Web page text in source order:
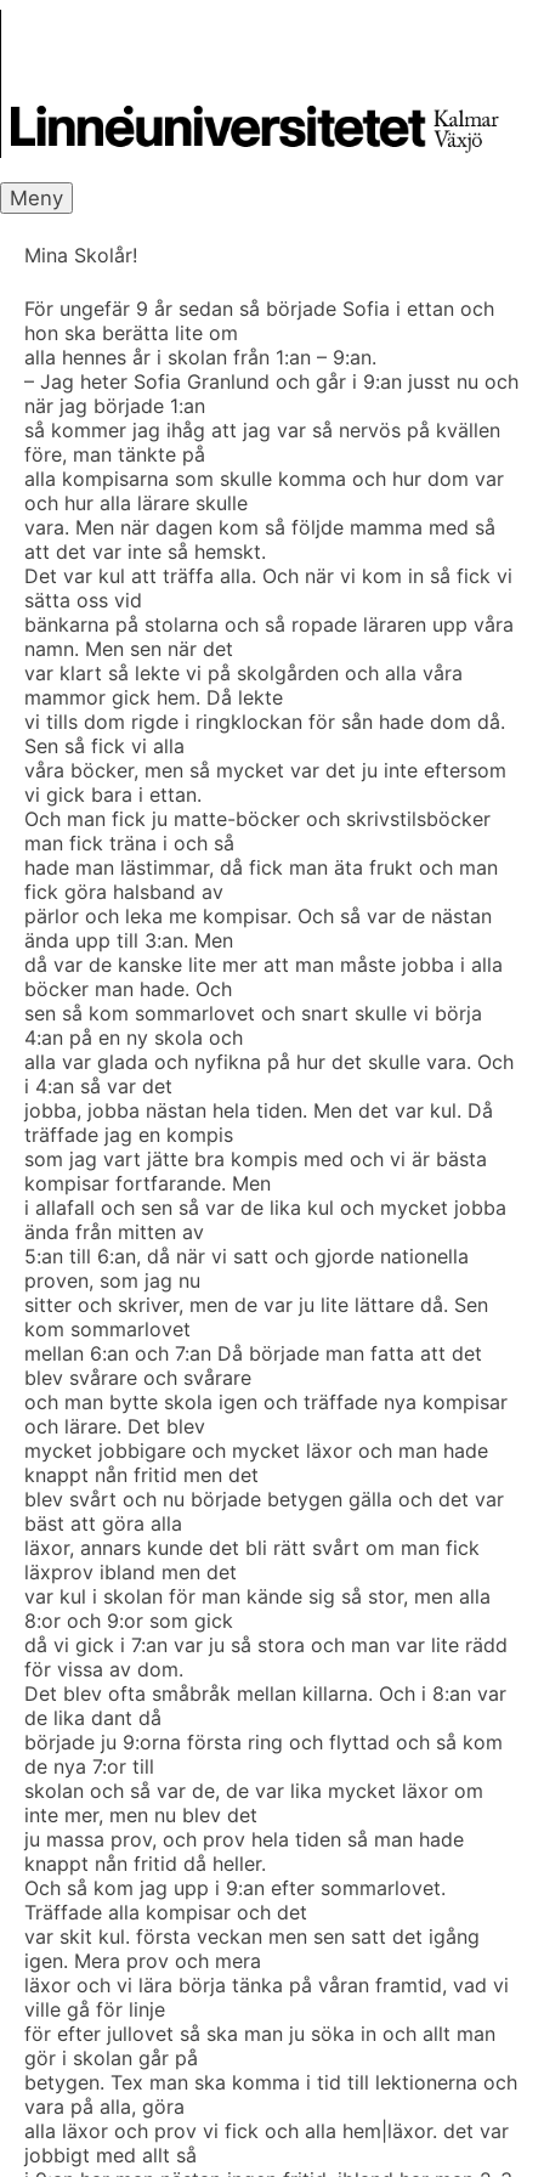
Meny
Mina Skolår!
För ungefär 9 år sedan så började Sofia i ettan och
hon ska berätta lite om
alla hennes år i skolan från 1:an – 9:an.
– Jag heter Sofia Granlund och går i 9:an jusst nu och
när jag började 1:an
så kommer jag ihåg att jag var så nervös på kvällen
före, man tänkte på
alla kompisarna som skulle komma och hur dom var
och hur alla lärare skulle
vara. Men när dagen kom så följde mamma med så
att det var inte så hemskt.
Det var kul att träffa alla. Och när vi kom in så fick vi
sätta oss vid
bänkarna på stolarna och så ropade läraren upp våra
namn. Men sen när det
var klart så lekte vi på skolgården och alla våra
mammor gick hem. Då lekte
vi tills dom rigde i ringklockan för sån hade dom då.
Sen så fick vi alla
våra böcker, men så mycket var det ju inte eftersom
vi gick bara i ettan.
Och man fick ju matte-böcker och skrivstilsböcker
man fick träna i och så
hade man lästimmar, då fick man äta frukt och man
fick göra halsband av
pärlor och leka me kompisar. Och så var de nästan
ända upp till 3:an. Men
då var de kanske lite mer att man måste jobba i alla
böcker man hade. Och
sen så kom sommarlovet och snart skulle vi börja
4:an på en ny skola och
alla var glada och nyfikna på hur det skulle vara. Och
i 4:an så var det
jobba, jobba nästan hela tiden. Men det var kul. Då
träffade jag en kompis
som jag vart jätte bra kompis med och vi är bästa
kompisar fortfarande. Men
i allafall och sen så var de lika kul och mycket jobba
ända från mitten av
5:an till 6:an, då när vi satt och gjorde nationella
proven, som jag nu
sitter och skriver, men de var ju lite lättare då. Sen
kom sommarlovet
mellan 6:an och 7:an Då började man fatta att det
blev svårare och svårare
och man bytte skola igen och träffade nya kompisar
och lärare. Det blev
mycket jobbigare och mycket läxor och man hade
knappt nån fritid men det
blev svårt och nu började betygen gälla och det var
bäst att göra alla
läxor, annars kunde det bli rätt svårt om man fick
läxprov ibland men det
var kul i skolan för man kände sig så stor, men alla
8:or och 9:or som gick
då vi gick i 7:an var ju så stora och man var lite rädd
för vissa av dom.
Det blev ofta småbråk mellan killarna. Och i 8:an var
de lika dant då
började ju 9:orna första ring och flyttad och så kom
de nya 7:or till
skolan och så var de, de var lika mycket läxor om
inte mer, men nu blev det
ju massa prov, och prov hela tiden så man hade
knappt nån fritid då heller.
Och så kom jag upp i 9:an efter sommarlovet.
Träffade alla kompisar och det
var skit kul. första veckan men sen satt det igång
igen. Mera prov och mera
läxor och vi lära börja tänka på våran framtid, vad vi
ville gå för linje
för efter jullovet så ska man ju söka in och allt man
gör i skolan går på
betygen. Tex man ska komma i tid till lektionerna och
vara på alla, göra
alla läxor och prov vi fick och alla hem|läxor. det var
jobbigt med allt så